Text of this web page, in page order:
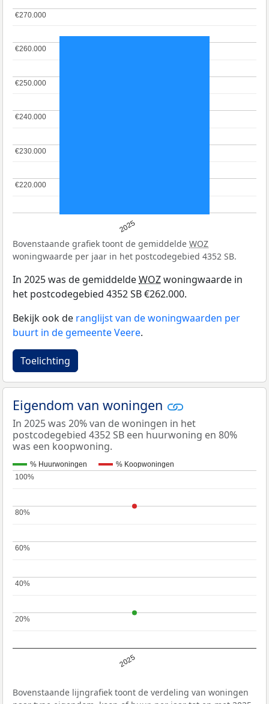
2025
€220.000
€220.000
€230.000
€230.000
€240.000
€240.000
€250.000
€250.000
€260.000
€260.000
€270.000
€270.000
Bovenstaande grafiek toont de gemiddelde WOZ
woningwaarde per jaar in het postcodegebied 4352 SB.
In 2025 was de gemiddeldeWOZwoningwaarde in
het postcodegebied 4352 SB €262.000.
Bekijk ook de ranglijst van de woningwaarden per
buurt in de gemeente Veere.
Toelichting
Eigendom van woningen
In 2025 was 20% van de woningen in het
postcodegebied 4352 SB een huurwoning en 80%
was een koopwoning.
% Huurwoningen % Koopwoningen
2025
20%
20%
40%
40%
60%
60%
80%
80%
100%
100%
Bovenstaande lijngrafiek toont de verdeling van woningen